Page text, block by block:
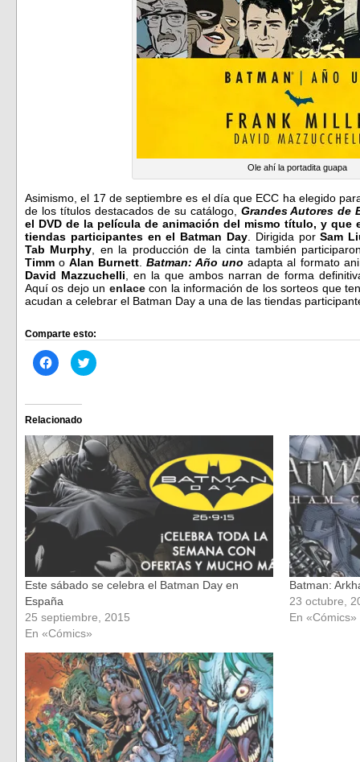
Ole ahí la portadita guapa
Asimismo, el 17 de septiembre es el día que ECC ha elegido
de los títulos destacados de su catálogo, Grandes Autores de
el DVD de la película de animación del mismo título, y que
tiendas participantes en el Batman Day . Dirigida porSam
Tab Murphy , en la producción de la cinta también
Timm oAlan Burnett .Batman: Año uno adapta al formato
David Mazzuchelli , en la que ambos narran de forma
Aquí os dejo un enlacecon la información de los sorteos que
acudan a celebrar el Batman Day a una de las tiendas
Comparte esto:
Haz
clic
Facebook
(Se
abre
en
una
ventana
nueva)
Haz
clic
en
una
ventana
nueva)
Relacionado
Este sábado se celebra el Batman Day en
España
25 septiembre, 2015
En «Cómics»
Batman:
23 octubre,
En «Cómics»